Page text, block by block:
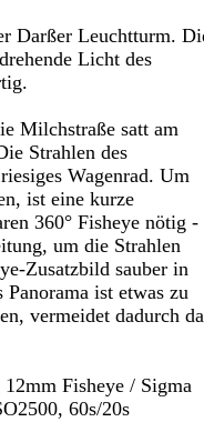
Darßer Leuchtturm.
Licht des
Milchstraße satt am
Strahlen des
Wagenrad. Um
ist eine kurze
360° Fisheye nötig -
um die Strahlen
Zusatzbild sauber in
Panorama ist etwas zu
vermeidet dadurch
Fisheye / Sigma
60s/20s